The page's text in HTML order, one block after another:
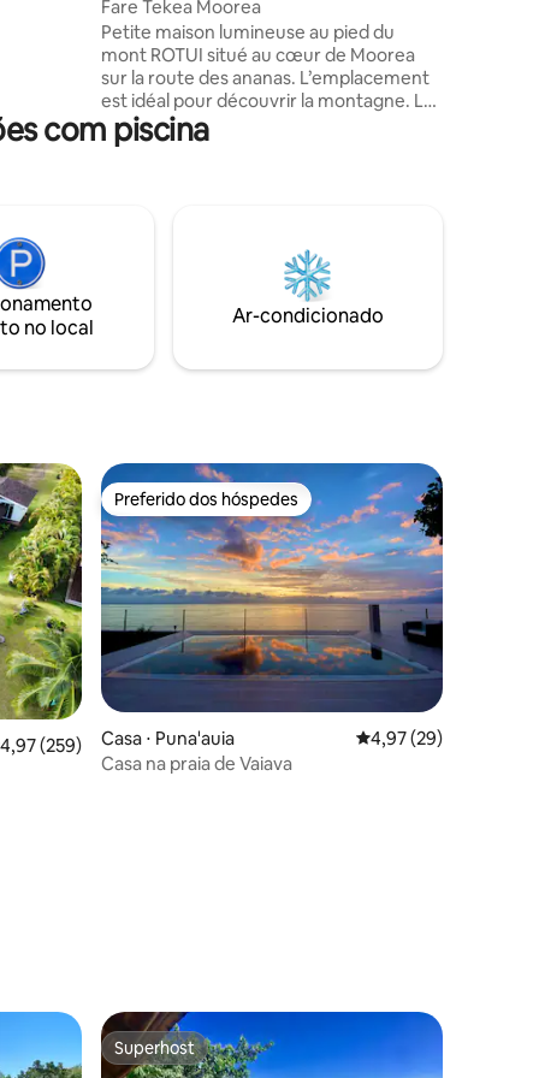
Fare Tekea Moorea
Petite maison lumineuse au pied du
mont ROTUI situé au cœur de Moorea
sur la route des ananas. L’emplacement
est idéal pour découvrir la montagne. La
chambre climatisée et équipée d’un lit
double vous accueillent dans une
proximité de la plupart des activités de
montagne (randonné, VTT) et proche de
toute commodité : supermarché,
restaurant, plage
com piscina
no local
Ar-condicionado
hóspedes
de uma avaliação média de 5, 259 avaliações
4,97 (259)
Preferido dos hóspedes
Preferido dos hóspedes
Casa ⋅ Puna'auia 4,97 de uma
4,97 (29)
Casa na praia de Vaiava
Superhost
Superhost